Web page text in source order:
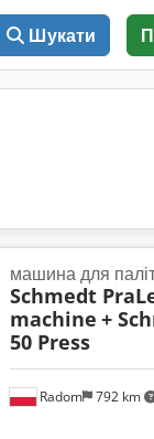
Шукати
Radom 792 km
машина для
Schmedt
machine +
50 Press